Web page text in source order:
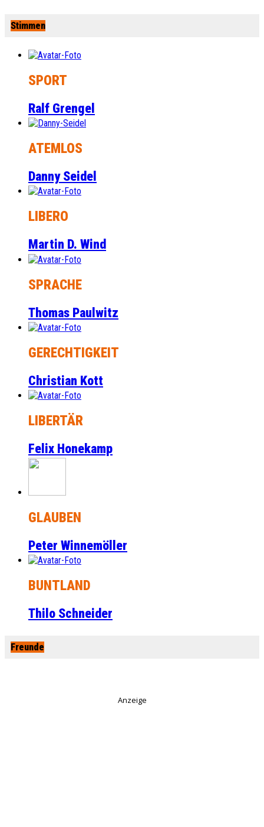
Stimmen
SPORT
Ralf Grengel
ATEMLOS
Danny Seidel
LIBERO
Martin D. Wind
SPRACHE
Thomas Paulwitz
GERECHTIGKEIT
Christian Kott
LIBERTÄR
Felix Honekamp
GLAUBEN
Peter Winnemöller
BUNTLAND
Thilo Schneider
Freunde
Anzeige